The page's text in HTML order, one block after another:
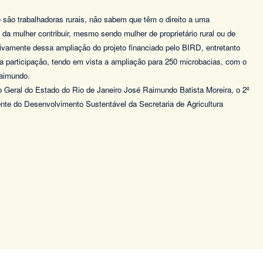
trabalhadoras rurais, não sabem que têm o direito a uma
mulher contribuir, mesmo sendo mulher de proprietário rural ou de
dessa ampliação do projeto financiado pelo BIRD, entretanto
tendo em vista a ampliação para 250 microbacias, com o
do Estado do Rio de Janeiro José Raimundo Batista Moreira, o 2º
do Desenvolvimento Sustentável da Secretaria de Agricultura